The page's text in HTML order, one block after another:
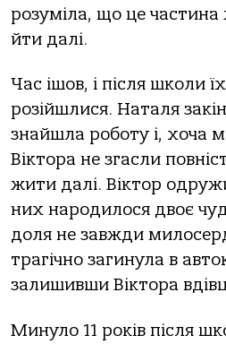
розуміла, що це частина
йти далі.
Час ішов, і після школи
розійшлися. Наталя
знайшла роботу і, хоча
Віктора не згасли
жити далі. Віктор
них народилося двоє
доля не завжди
трагічно загинула в
залишивши Віктора
Минуло 11 років після